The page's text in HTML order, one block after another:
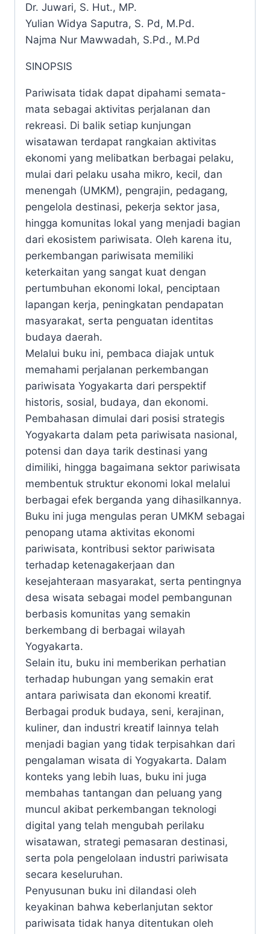
Dr. Juwari, S. Hut., MP.
Yulian Widya Saputra, S. Pd, M.Pd.
Najma Nur Mawwadah, S.Pd., M.Pd
SINOPSIS
Pariwisata tidak dapat dipahami semata-
mata sebagai aktivitas perjalanan dan
rekreasi. Di balik setiap kunjungan
wisatawan terdapat rangkaian aktivitas
ekonomi yang melibatkan berbagai pelaku,
mulai dari pelaku usaha mikro, kecil, dan
menengah (UMKM), pengrajin, pedagang,
pengelola destinasi, pekerja sektor jasa,
hingga komunitas lokal yang menjadi bagian
dari ekosistem pariwisata. Oleh karena itu,
perkembangan pariwisata memiliki
keterkaitan yang sangat kuat dengan
pertumbuhan ekonomi lokal, penciptaan
lapangan kerja, peningkatan pendapatan
masyarakat, serta penguatan identitas
budaya daerah.
Melalui buku ini, pembaca diajak untuk
memahami perjalanan perkembangan
pariwisata Yogyakarta dari perspektif
historis, sosial, budaya, dan ekonomi.
Pembahasan dimulai dari posisi strategis
Yogyakarta dalam peta pariwisata nasional,
potensi dan daya tarik destinasi yang
dimiliki, hingga bagaimana sektor pariwisata
membentuk struktur ekonomi lokal melalui
berbagai efek berganda yang dihasilkannya.
Buku ini juga mengulas peran UMKM sebagai
penopang utama aktivitas ekonomi
pariwisata, kontribusi sektor pariwisata
terhadap ketenagakerjaan dan
kesejahteraan masyarakat, serta pentingnya
desa wisata sebagai model pembangunan
berbasis komunitas yang semakin
berkembang di berbagai wilayah
Yogyakarta.
Selain itu, buku ini memberikan perhatian
terhadap hubungan yang semakin erat
antara pariwisata dan ekonomi kreatif.
Berbagai produk budaya, seni, kerajinan,
kuliner, dan industri kreatif lainnya telah
menjadi bagian yang tidak terpisahkan dari
pengalaman wisata di Yogyakarta. Dalam
konteks yang lebih luas, buku ini juga
membahas tantangan dan peluang yang
muncul akibat perkembangan teknologi
digital yang telah mengubah perilaku
wisatawan, strategi pemasaran destinasi,
serta pola pengelolaan industri pariwisata
secara keseluruhan.
Penyusunan buku ini dilandasi oleh
keyakinan bahwa keberlanjutan sektor
pariwisata tidak hanya ditentukan oleh